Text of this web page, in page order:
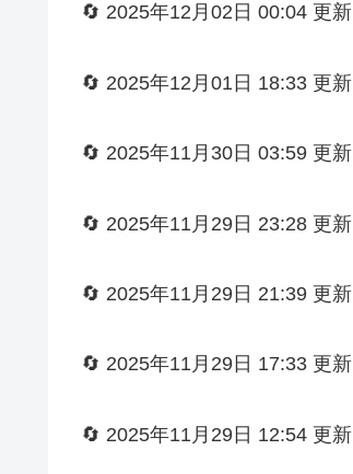
🔄 2025年12月02日 00:04 更新
🔄 2025年12月01日 18:33 更新
🔄 2025年11月30日 03:59 更新
🔄 2025年11月29日 23:28 更新
🔄 2025年11月29日 21:39 更新
🔄 2025年11月29日 17:33 更新
🔄 2025年11月29日 12:54 更新